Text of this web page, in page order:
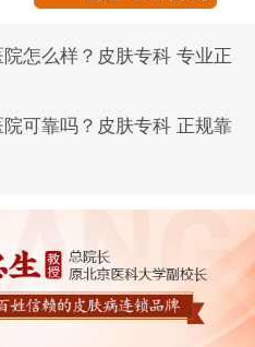
怎么样？皮肤专科 专业正
可靠吗？皮肤专科 正规靠